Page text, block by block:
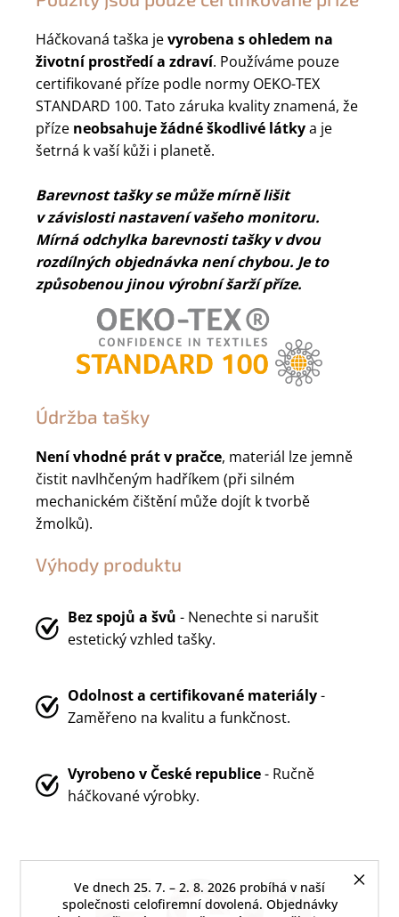
Ve dnech 25. 7. – 2. 8. 2026 probíhá v naší
společnosti celofiremní dovolená. Objednávky
Háčkovaná taška jevyrobena s ohledem na
životní prostředí a zdraví. Používáme pouze
certifikované příze podle normy OEKO-TEX
STANDARD 100. Tato záruka kvality znamená, že
příze neobsahuje žádné škodlivé látkya je
šetrná k vaší kůži i planetě.
Barevnost tašky se může mírně lišit
v závislosti nastavení vašeho monitoru.
Mírná odchylka barevnosti tašky v dvou
rozdílných objednávka není chybou. Je to
způsobenou jinou výrobní šarží příze.
Údržba tašky
Není vhodné prát v pračce, materiál lze jemně
čistit navlhčeným hadříkem (při silném
mechanickém čištění může dojít k tvorbě
žmolků).
Výhody produktu
Bez spojů a švů - Nenechte si narušit
estetický vzhled tašky.
Odolnost a certifikované materiály-
Zaměřeno na kvalitu a funkčnost.
Vyrobeno v České republice- Ručně
háčkované výrobky.